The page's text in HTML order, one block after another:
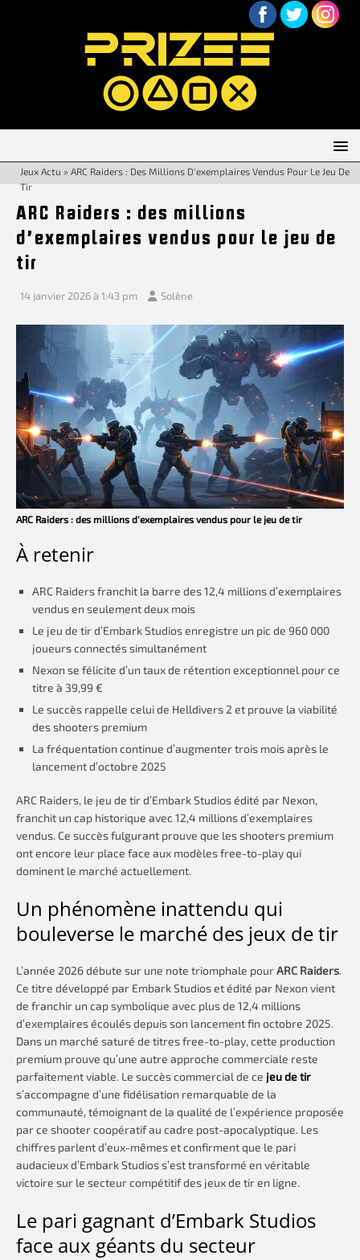
Jeux Actu » ARC Raiders : Des Millions D’exemplaires Vendus Pour Le Jeu De
Tir
ARC Raiders : des millions
d’exemplaires vendus pour le jeu de
tir
14 janvier 2026 à 1:43 pm Solène
ARC Raiders : des millions d'exemplaires vendus pour le jeu de tir
À retenir
ARC Raiders franchit la barre des 12,4 millions d’exemplaires
vendus en seulement deux mois
Le jeu de tir d’Embark Studios enregistre un pic de 960 000
joueurs connectés simultanément
Nexon se félicite d’un taux de rétention exceptionnel pour ce
titre à 39,99 €
Le succès rappelle celui de Helldivers 2 et prouve la viabilité
des shooters premium
La fréquentation continue d’augmenter trois mois après le
lancement d’octobre 2025
ARC Raiders, le jeu de tir d’Embark Studios édité par Nexon,
franchit un cap historique avec 12,4 millions d’exemplaires
vendus. Ce succès fulgurant prouve que les shooters premium
ont encore leur place face aux modèles free-to-play qui
dominent le marché actuellement.
Un phénomène inattendu qui
bouleverse le marché des jeux de tir
L’année 2026 débute sur une note triomphale pourARC Raiders.
Ce titre développé par Embark Studios et édité par Nexon vient
de franchir un cap symbolique avec plus de 12,4 millions
d’exemplaires écoulés depuis son lancement fin octobre 2025.
Dans un marché saturé de titres free-to-play, cette production
premium prouve qu’une autre approche commerciale reste
parfaitement viable. Le succès commercial de ce jeu de tir
s’accompagne d’une fidélisation remarquable de la
communauté, témoignant de la qualité de l’expérience proposée
par ce shooter coopératif au cadre post-apocalyptique. Les
chiffres parlent d’eux-mêmes et confirment que le pari
audacieux d’Embark Studios s’est transformé en véritable
victoire sur le secteur compétitif des jeux de tir en ligne.
Le pari gagnant d’Embark Studios
face aux géants du secteur